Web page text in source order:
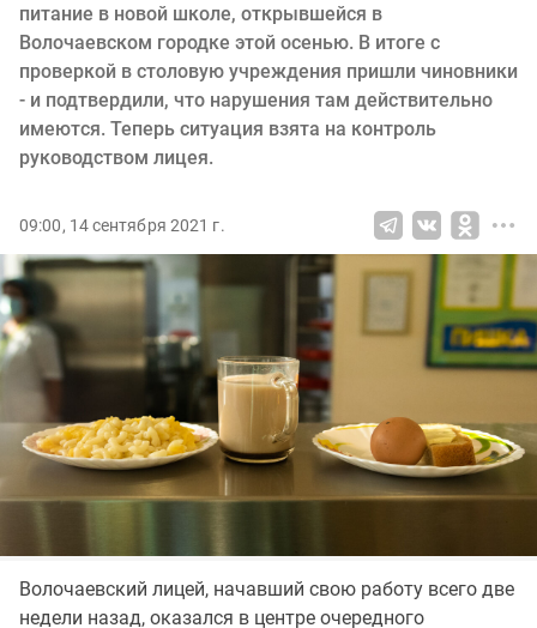
питание в новой школе, открывшейся в
Волочаевском городке этой осенью. В итоге с
проверкой в столовую учреждения пришли чиновники
- и подтвердили, что нарушения там действительно
имеются. Теперь ситуация взята на контроль
руководством лицея.
09:00, 14 сентября 2021 г.
Волочаевский лицей, начавший свою работу всего две
недели назад, оказался в центре очередного